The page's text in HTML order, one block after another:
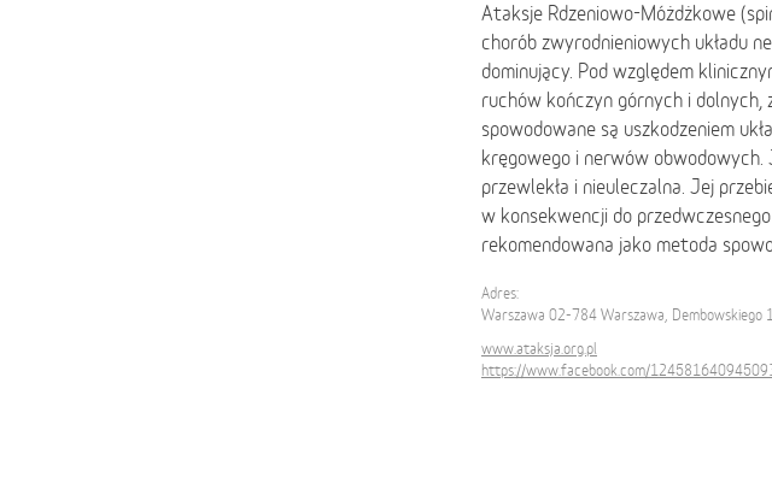
Ataksje Rdzeniowo-Móżdżkowe
chorób zwyrodnieniowych układu
dominujący. Pod względem
ruchów kończyn górnych i dolnych,
spowodowane są uszkodzeniem
kręgowego i nerwów
przewlekła i nieuleczalna. Jej
w konsekwencji do
rekomendowana jako metoda
Adres:
Warszawa 02-784 Warszawa,
www.ataksja.org.pl
https://www.facebook.com/